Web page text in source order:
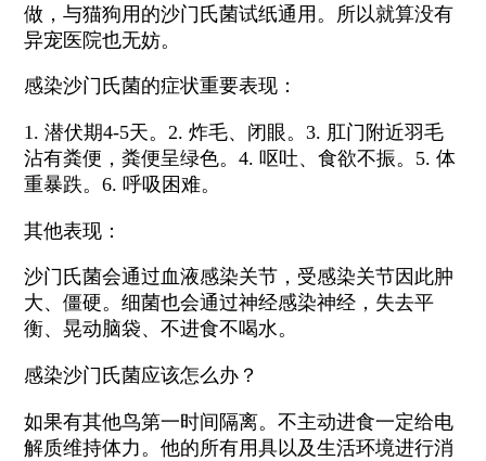
做，与猫狗用的沙门氏菌试纸通用。所以就算没有
异宠医院也无妨。
感染沙门氏菌的症状重要表现：
1. 潜伏期4-5天。2. 炸毛、闭眼。3. 肛门附近羽毛
沾有粪便，粪便呈绿色。4. 呕吐、食欲不振。5. 体
重暴跌。6. 呼吸困难。
其他表现：
沙门氏菌会通过血液感染关节，受感染关节因此肿
大、僵硬。细菌也会通过神经感染神经，失去平
衡、晃动脑袋、不进食不喝水。
感染沙门氏菌应该怎么办？
如果有其他鸟第一时间隔离。不主动进食一定给电
解质维持体力。他的所有用具以及生活环境进行消